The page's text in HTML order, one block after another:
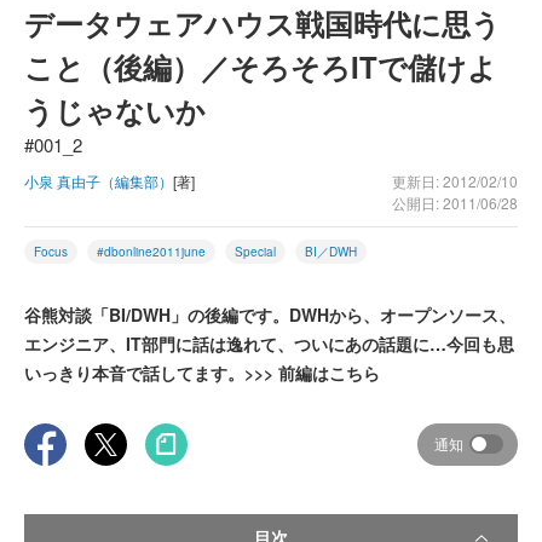
データウェアハウス戦国時代に思う
こと（後編）／そろそろITで儲けよ
うじゃないか
#001_2
小泉 真由子（編集部） [著]
更新日: 2012/02/10
公開日: 2011/06/28
Focus #dbonline2011june Special BI／DWH
谷熊対談「BI/DWH」の後編です。DWHから、オープンソース、
エンジニア、IT部門に話は逸れて、ついにあの話題に…今回も思
いっきり本音で話してます。>>> 前編はこちら
通知